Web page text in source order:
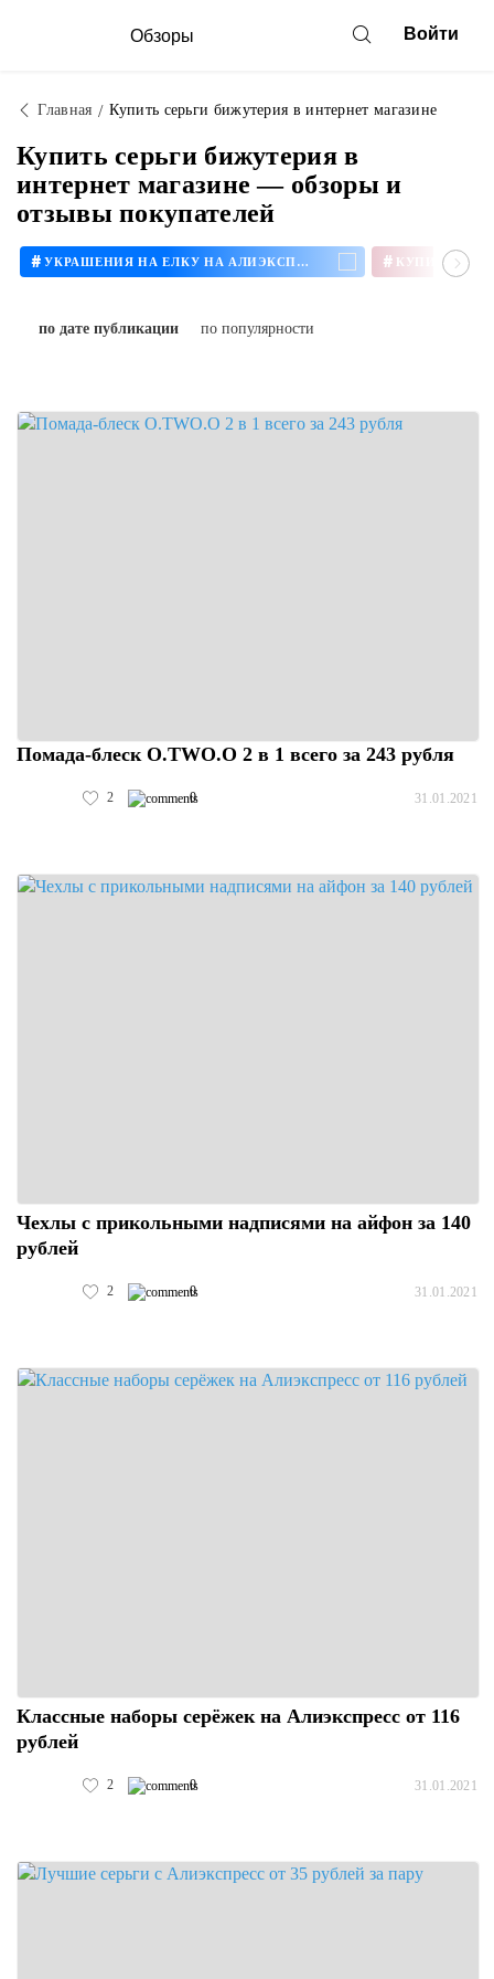
Обзоры Войти
Главная Купить серьги бижутерия в интернет магазине
Купить серьги бижутерия в
интернет магазине — обзоры и
отзывы покупателей
# УКРАШЕНИЯ НА ЕЛКУ НА АЛИЭКСПРЕСС #
по дате публикации по популярности
Помада-блеск O.TWO.O 2 в 1 всего за 243 рубля
2 0 31.01.2021
Чехлы с прикольными надписями на айфон за 140
рублей
2 0 31.01.2021
Классные наборы серёжек на Алиэкспресс от 116
рублей
2 0 31.01.2021